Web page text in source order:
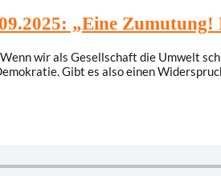
„Eine
wir als Gesellschaft die Umwelt
Gibt es also einen